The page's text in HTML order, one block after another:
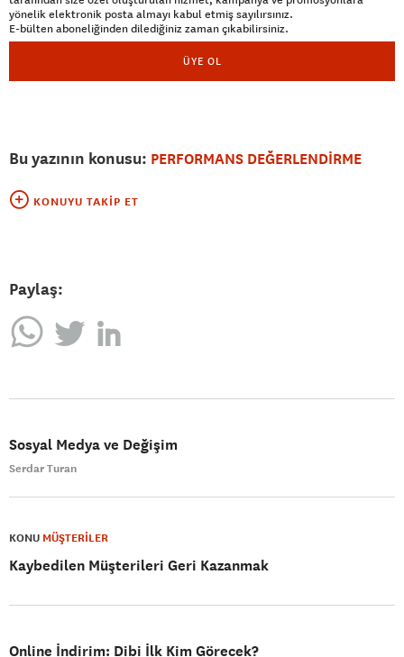
yönelik elektronik posta almayı kabul etmiş sayılırsınız.
E-bülten aboneliğinden dilediğiniz zaman çıkabilirsiniz.
ÜYE OL
Bu yazının konusu: PERFORMANS DEĞERLENDİRME
KONUYU TAKIP ET
Paylaş:
Sosyal Medya ve Değişim
Serdar Turan
KONU MÜŞTERİLER
Kaybedilen Müşterileri Geri Kazanmak
Online İndirim: Dibi İlk Kim Görecek?